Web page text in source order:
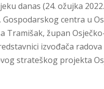
danas (24. ožujka
centra u
Tramišak, župan
izvođača
strateškog projekta